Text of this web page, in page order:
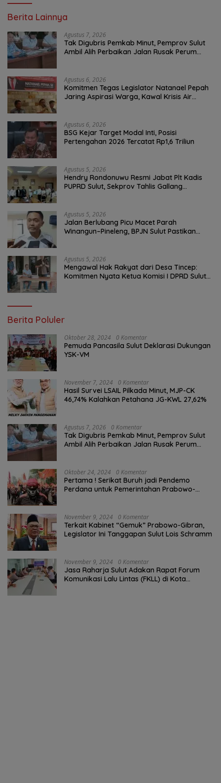
Berita Lainnya
Agustus 7, 2026
Tak Digubris Pemkab Minut, Pemprov Sulut
Ambil Alih Perbaikan Jalan Rusak Perum
Agustus 6, 2026
Komitmen Tegas Legislator Natanael Pepah
Jaring Aspirasi Warga, Kawal Krisis Air
Agustus 6, 2026
BSG Kejar Target Modal Inti, Posisi
Pertengahan 2026 Tercatat Rp1,6 Triliun
Agustus 5, 2026
Hendry Rondonuwu Resmi Jabat Plt Kadis
PUPRD Sulut, Sekprov Tahlis Gallang
Agustus 5, 2026
Jalan Berlubang Picu Macet Parah
Winangun–Pineleng, BPJN Sulut Pastikan
Agustus 5, 2026
Mengawal Hak Rakyat dari Desa Tincep:
Komitmen Nyata Ketua Komisi I DPRD Sulut
Berita Poluler
Oktober 28, 2024 0 Komentar
Pemuda Pancasila Sulut Deklarasi Dukungan
YSK-VM
November 7, 2024 0 Komentar
Hasil Survei LSAIL Pilkada Minut, MJP-CK
46,74% Kalahkan Petahana JG-KWL 27,62%
Agustus 7, 2026 0 Komentar
Tak Digubris Pemkab Minut, Pemprov Sulut
Ambil Alih Perbaikan Jalan Rusak Perum
Oktober 24, 2024 0 Komentar
Pertama ! Serikat Buruh jadi Pendemo
Perdana untuk Pemerintahan Prabowo-
November 9, 2024 0 Komentar
Terkait Kabinet “Gemuk” Prabowo-Gibran,
Legislator Ini Tanggapan Sulut Lois Schramm
November 9, 2024 0 Komentar
Jasa Raharja Sulut Adakan Rapat Forum
Komunikasi Lalu Lintas (FKLL) di Kota